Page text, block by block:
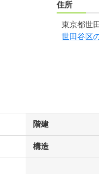
住所
東京都世
世田谷区
階建
構造